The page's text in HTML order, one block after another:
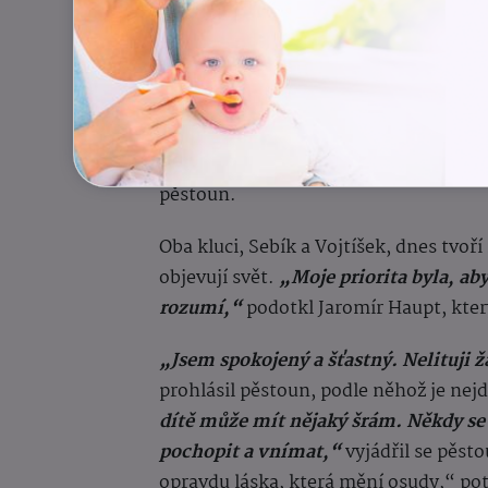
Hrají si, smějí se a
Před nedávnem přibyl k Sebíkovi
adaptace proběhla překvapivě rychle.
roku. Ale během deseti dnů se už na
pěstoun.
Oba kluci, Sebík a Vojtíšek, dnes
objevují svět. „Moje priorita byla,
rozumí,“podotkl Jaromír Haupt,
„Jsem spokojený a šťastný. Nelituji
prohlásil pěstoun, podle něhož je
dítě může mít nějaký šrám. Někdy
pochopit a vnímat,“vyjádřil se